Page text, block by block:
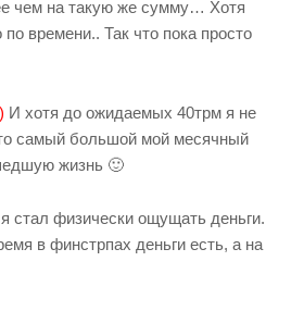
чем на такую же сумму… Хотя
по времени.. Так что пока просто
И хотя до ожидаемых 40трм я не
самый большой мой месячный
жизнь 🙂
стал физически ощущать деньги.
в финстрпах деньги есть, а на